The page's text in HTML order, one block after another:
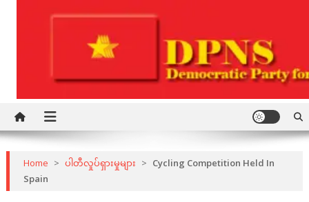
DPNS
Home > ပါတီလှုပ်ရှားမှုများ > Cycling Competition Held In
Spain